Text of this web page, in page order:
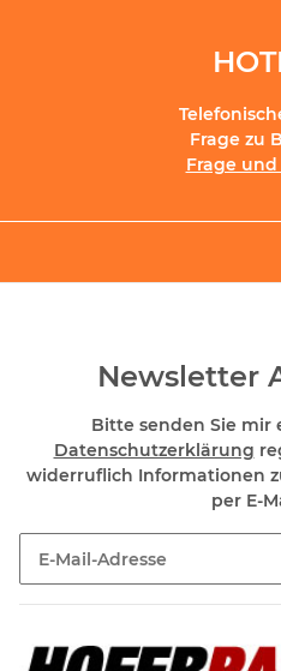
Frage zu
Frage
Newsletter
Bitte senden Sie mir
Datenschutzerklärung
widerruflich Informationen
per E-